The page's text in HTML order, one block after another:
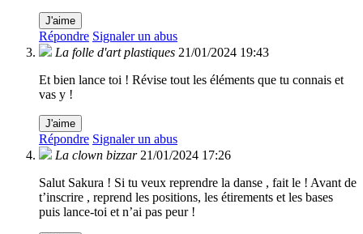
J'aime
Répondre Signaler un abus
La folle d'art plastiques 21/01/2024 19:43
Et bien lance toi ! Révise tout les éléments que tu connais et
vas y !
J'aime
Répondre Signaler un abus
La clown bizzar 21/01/2024 17:26
Salut Sakura ! Si tu veux reprendre la danse , fait le ! Avant de
t’inscrire , reprend les positions, les étirements et les bases
puis lance-toi et n’ai pas peur !